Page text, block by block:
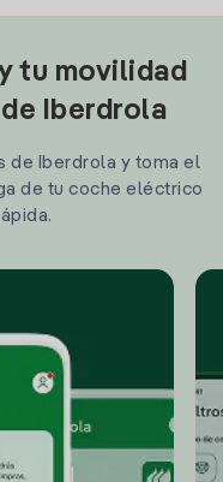
tu movilidad
Iberdrola
de Iberdrola y toma el
de tu coche eléctrico